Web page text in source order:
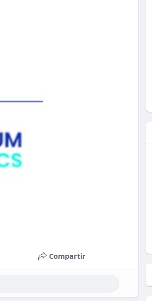
Compartir